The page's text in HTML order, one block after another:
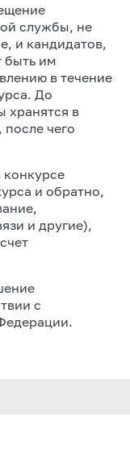
службы, не
и кандидатов,
быть им
в течение
До
хранятся в
после чего
конкурсе
и обратно,
и другие),
с